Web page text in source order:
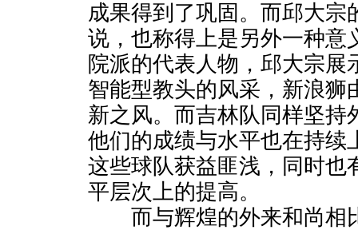
成果得到了巩固。而邱大宗
说，也称得上是另外一种意
院派的代表人物，邱大宗展
智能型教头的风采，新浪狮
新之风。而吉林队同样坚持
他们的成绩与水平也在持续
这些球队获益匪浅，同时也
平层次上的提高。
而与辉煌的外来和尚相